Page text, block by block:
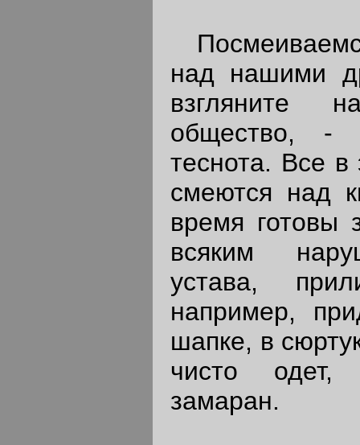
над нашими
взгляните
общество, -
теснота. Все в
смеются над
время готовы
всяким
устава,
например,
шапке, в
чисто
замаран.